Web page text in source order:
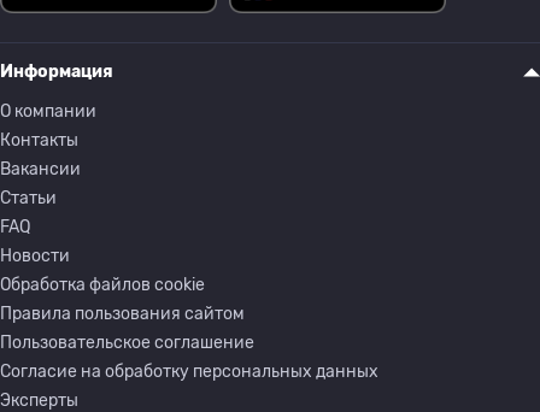
Информация
О компании
Контакты
Вакансии
Статьи
FAQ
Новости
Обработка файлов cookie
Правила пользования сайтом
Пользовательское соглашение
Согласие на обработку персональных данных
Эксперты